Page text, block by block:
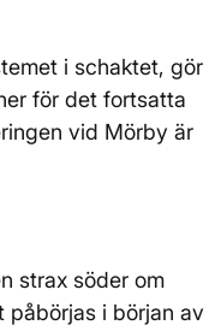
i schaktet, gör
för det fortsatta
vid Mörby är
strax söder om
påbörjas i början av